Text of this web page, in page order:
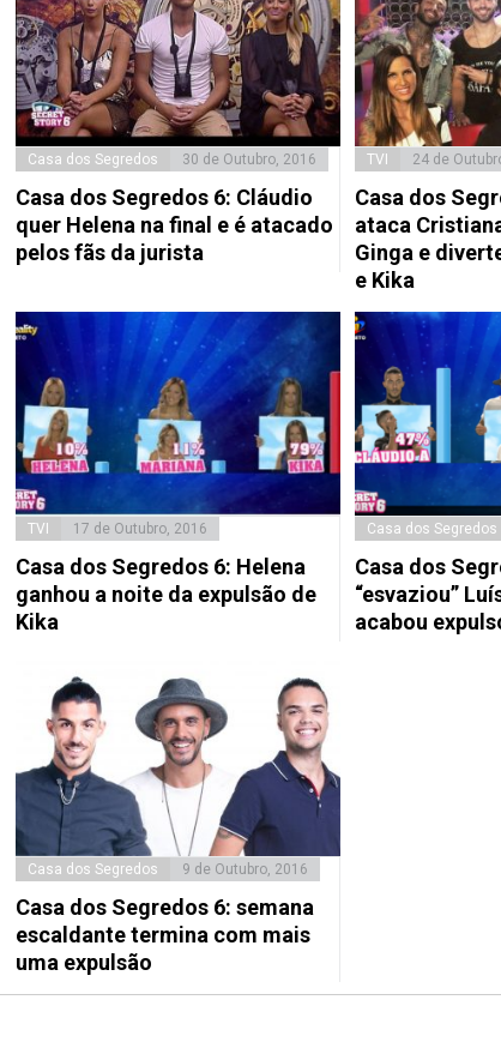
Casa dos Segredos 30 de Outubro, 2016
Casa dos Segredos 6: Cláudio
quer Helena na final e é atacado
pelos fãs da jurista
TVI 24 de
Casa dos
ataca
Ginga e
e Kika
TVI 17 de Outubro, 2016
Casa dos Segredos 6: Helena
ganhou a noite da expulsão de
Kika
Casa dos Segredos
Casa dos
“esvaziou”
acabou
Casa dos Segredos 9 de Outubro, 2016
Casa dos Segredos 6: semana
escaldante termina com mais
uma expulsão